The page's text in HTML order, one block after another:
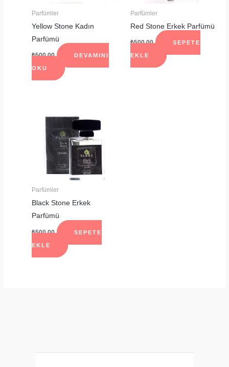
Parfümler
Yellow Stone Kadın
Parfümü
₺500.00 DEVAMINI
OKU
Parfümler
Red Stone Erkek Parfümü
₺500.00 SEPETE
EKLE
Parfümler
Black Stone Erkek
Parfümü
₺500.00 SEPETE
EKLE